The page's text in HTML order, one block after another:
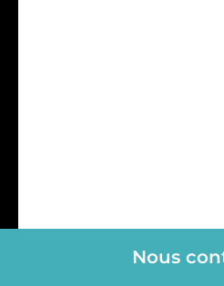
COULEUR LINER
Nous